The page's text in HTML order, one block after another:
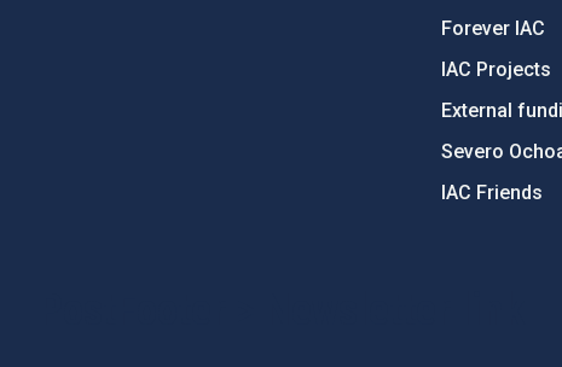
Forever IAC
IAC Projects
External
Severo
IAC Friends